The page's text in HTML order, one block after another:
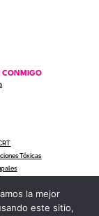
CONMIGO
Tóxicas
la mejor
este sitio,